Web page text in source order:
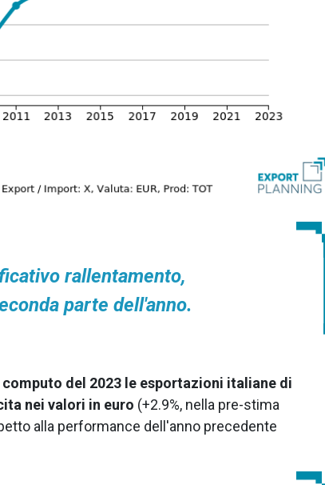
rallentamento,
parte dell'anno.
computo del 2023 le esportazioni italiane di
nei valori in euro (+2.9%, nella pre-stima
alla performance dell'anno precedente